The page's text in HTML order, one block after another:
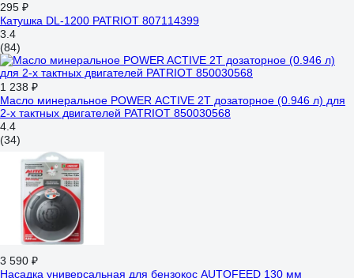
295 ₽
Катушка DL-1200 PATRIOT 807114399
3.4
(84)
1 238 ₽
Масло минеральное POWER ACTIVE 2T дозаторное (0.946 л) для
2-х тактных двигателей PATRIOT 850030568
4.4
(34)
3 590 ₽
Насадка универсальная для бензокос AUTOFEED 130 мм